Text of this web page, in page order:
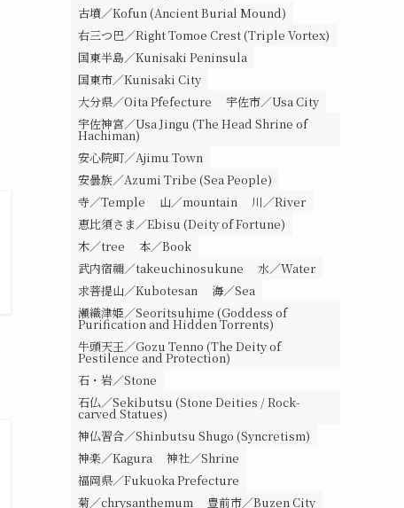
古墳／Kofun (Ancient Burial Mound)
右三つ巴／Right Tomoe Crest (Triple Vortex)
国東半島／Kunisaki Peninsula
国東市／Kunisaki City
大分県／Oita Pfefecture
宇佐市／Usa City
宇佐神宮／Usa Jingu (The Head Shrine of
Hachiman)
安心院町／Ajimu Town
安曇族／Azumi Tribe (Sea People)
寺／Temple
山／mountain
川／River
恵比須さま／Ebisu (Deity of Fortune)
木／tree
本／Book
武内宿禰／takeuchinosukune
水／Water
求菩提山／Kubotesan
海／Sea
瀬織津姫／Seoritsuhime (Goddess of
Purification and Hidden Torrents)
牛頭天王／Gozu Tenno (The Deity of
Pestilence and Protection)
石・岩／Stone
石仏／Sekibutsu (Stone Deities / Rock-
carved Statues)
神仏習合／Shinbutsu Shugo (Syncretism)
神楽／Kagura
神社／Shrine
福岡県／Fukuoka Prefecture
菊／chrysanthemum
豊前市／Buzen City